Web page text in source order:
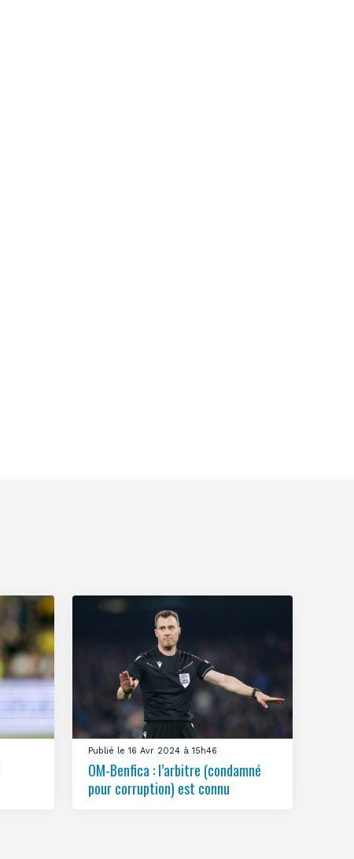
Publié le 16 Avr 2024 à 15h46
OM-Benfica : l’arbitre (condamné
pour corruption) est connu